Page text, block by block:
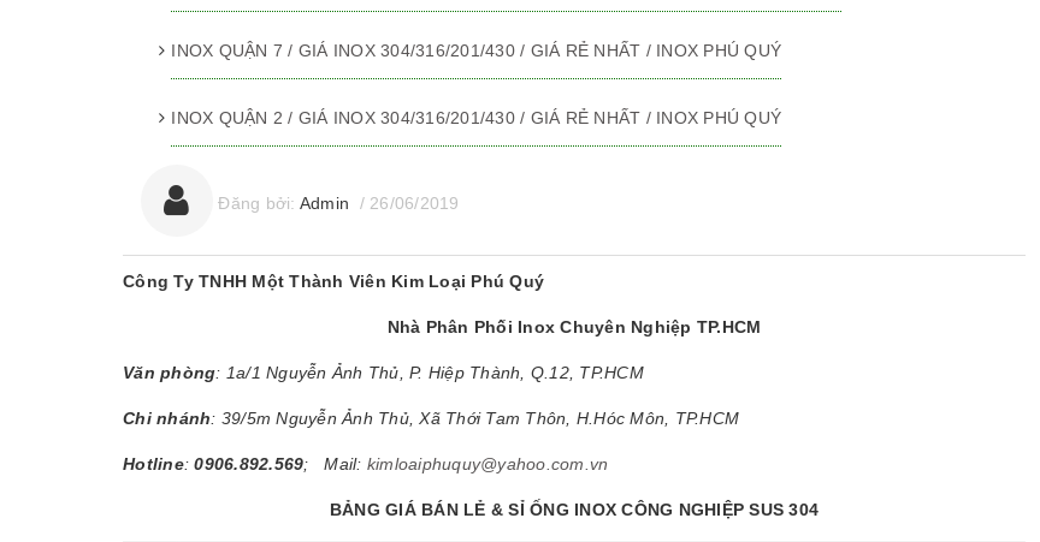
INOX QUẬN 7 / GIÁ INOX 304/316/201/430 / GIÁ RẺ NHẤT / INOX PHÚ QUÝ
INOX QUẬN 2 / GIÁ INOX 304/316/201/430 / GIÁ RẺ NHẤT / INOX PHÚ QUÝ
Đăng bởi: Admin / 26/06/2019
Công Ty TNHH Một Thành Viên Kim Loại Phú Quý
Nhà Phân Phối Inox Chuyên Nghiệp TP.HCM
Văn phòng: 1a/1 Nguyễn Ảnh Thủ, P. Hiệp Thành, Q.12, TP.HCM
Chi nhánh: 39/5m Nguyễn Ảnh Thủ, Xã Thới Tam Thôn, H.Hóc Môn, TP.HCM
Hotline:0906.892.569; Mail: kimloaiphuquy@yahoo.com.vn
BẢNG GIÁ BÁN LẺ & SỈ ỐNG INOX CÔNG NGHIỆP SUS 304